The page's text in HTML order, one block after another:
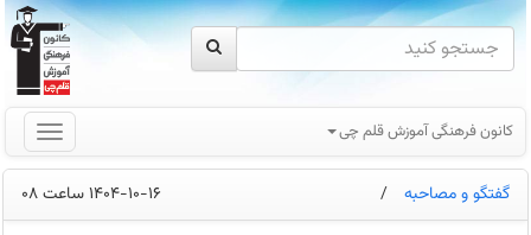
کانون فرهنگی آموزش قلم چی
گفتگو و مصاحبه / 1404-10-16 ساعت 08